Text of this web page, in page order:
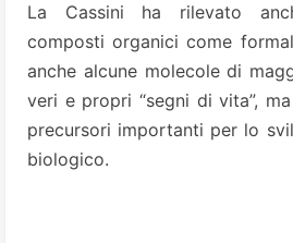
La Cassini ha rilevato
composti organici come
anche alcune molecole di
veri e propri “segni di vita”,
precursori importanti per lo
biologico.